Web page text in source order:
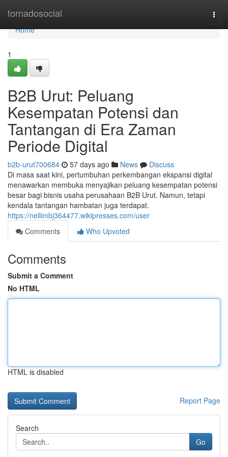
tornadosocial
Home
Home
1
B2B Urut: Peluang
Kesempatan Potensi dan
Tantangan di Era Zaman
Periode Digital
b2b-urut700684 57 days ago News
Discuss
Di masa saat kini, pertumbuhan perkembangan ekspansi digital
menawarkan membuka menyajikan peluang kesempatan potensi
besar bagi bisnis usaha perusahaan B2B Urut. Namun, tetapi
kendala tantangan hambatan juga terdapat.
https://nellimbj364477.wikipresses.com/user
Comments
Who Upvoted
Comments
Submit a Comment
No HTML
HTML is disabled
Report Page
Search
Go